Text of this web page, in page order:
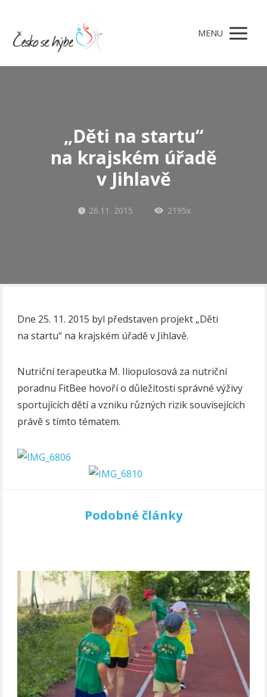
MENU
„Děti na startu“
na krajském úřadě
v Jihlavě
26.11. 2015 2195x
Dne 25. 11. 2015 byl představen projekt „Děti
na startu“ na krajském úřadě v Jihlavě.
Nutriční terapeutka M. Iliopulosová za nutriční
poradnu FitBee hovoří o důležitosti správné výživy
sportujících dětí a vzniku různých rizik souvisejících
právě s tímto tématem.
Podobné články